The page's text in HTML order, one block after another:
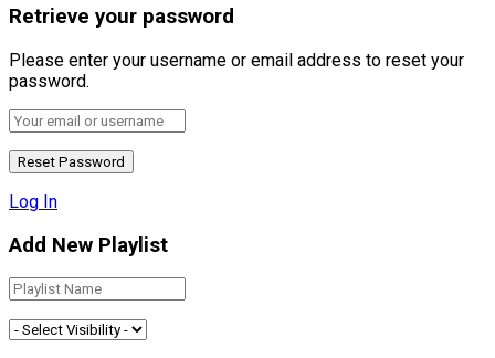
Retrieve your password
Please enter your username or email address to reset your
password.
Log In
Add New Playlist